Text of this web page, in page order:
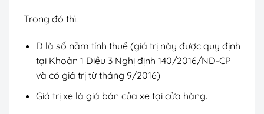
Trong đó thì:
D là số năm tính thuế (giá trị này được quy định
tại Khoản 1 Điều 3 Nghị định 140/2016/NĐ-CP
và có giá trị từ tháng 9/2016)
Giá trị xe là giá bán của xe tại cửa hàng.